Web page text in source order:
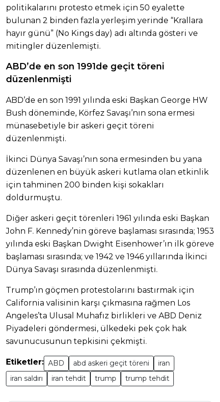
politikalarını protesto etmek için 50 eyalette
bulunan 2 binden fazla yerleşim yerinde “Krallara
hayır günü” (No Kings day) adı altında gösteri ve
mitingler düzenlemişti.
ABD’de en son 1991de geçit töreni
düzenlenmişti
ABD’de en son 1991 yılında eski Başkan George HW
Bush döneminde, Körfez Savaşı’nın sona ermesi
münasebetiyle bir askeri geçit töreni
düzenlenmişti.
İkinci Dünya Savaşı’nın sona ermesinden bu yana
düzenlenen en büyük askeri kutlama olan etkinlik
için tahminen 200 binden kişi sokakları
doldurmuştu.
Diğer askeri geçit törenleri 1961 yılında eski Başkan
John F. Kennedy’nin göreve başlaması sırasında; 1953
yılında eski Başkan Dwight Eisenhower’ın ilk göreve
başlaması sırasında; ve 1942 ve 1946 yıllarında İkinci
Dünya Savaşı sırasında düzenlenmişti.
Trump’ın göçmen protestolarını bastırmak için
California valisinin karşı çıkmasına rağmen Los
Angeles’ta Ulusal Muhafız birlikleri ve ABD Deniz
Piyadeleri göndermesi, ülkedeki pek çok hak
savunucusunun tepkisini çekmişti.
Etiketler: ABD abd askeri geçit töreni
iran
iran saldırı
iran tehdit trump trump tehdit